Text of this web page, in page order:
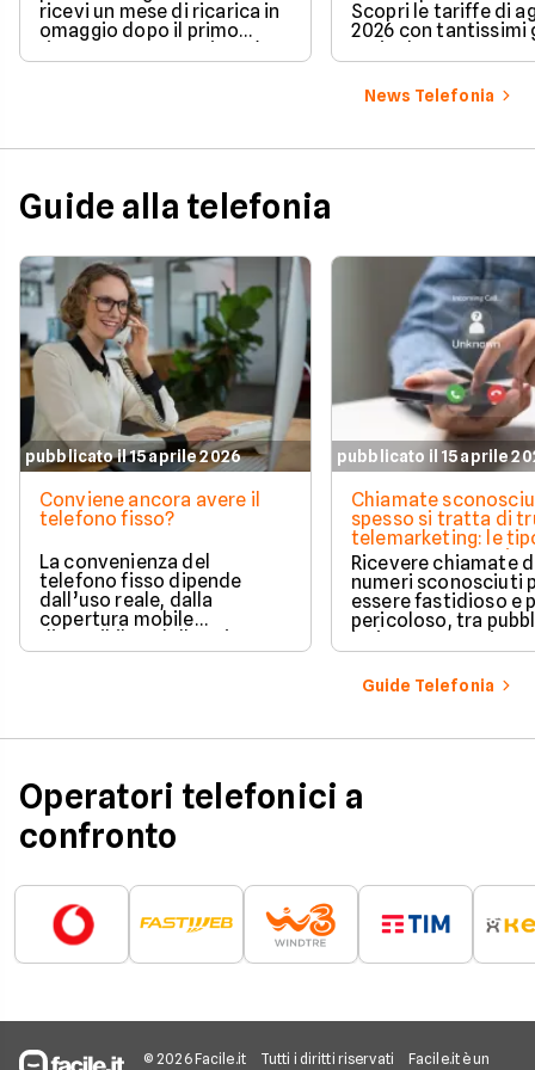
ricevi un mese di ricarica in
omaggio dopo il primo
rinnovo. La promozione è
valida per chi richiede la
modo automatico.
Scopri le tariffe di
2026 con tantissimi
5G incluso.
News Telefonia
Guide alla telefonia
pubblicato il 15 aprile 2026
Conviene ancora avere il
telefono fisso?
La convenienza del
telefono fisso dipende
dall’uso reale, dalla
copertura mobile
disponibile e dalle esigenze
di casa o lavoro.
pubblicato il 15 aprile
Chiamate
spesso si tratta di
telemarketing: le
come proteggersi
Ricevere chiamate
numeri sconosciuti
essere fastidioso e
pericoloso, tra
insistente e veri e
tentativi di truffa.
come il tuo numero
nelle mani dei call
efficaci per
riconoscere i
pericolo e a usare gli
Guide Telefonia
Operatori telefonici a
confronto
© 2026 Facile.it Tutti i diritti riservati
Facile.it è un